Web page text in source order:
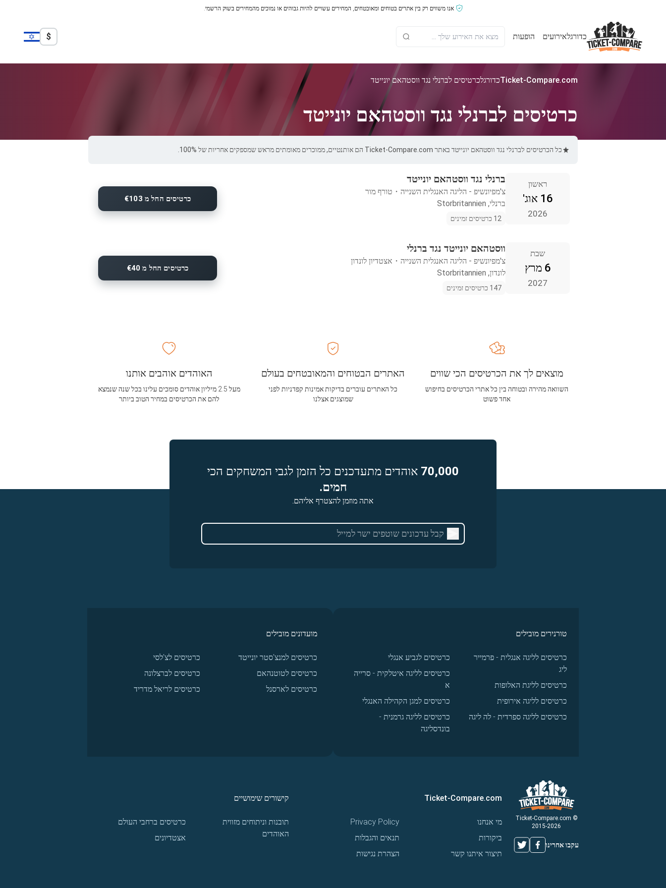
אנו משווים רק בין אתרים בטוחים ומאובטחים, המחירים עשויים להיות גבוהים או נמוכים מהמחירים בשוק הרשמי.
כדורגלאירועים הופעות $
Ticket-Compare.comכדורגלכרטיסים לברנלי נגד ווסטהאם יונייטד
כרטיסים לברנלי נגד ווסטהאם יונייטד
כל הכרטיסים לברנלי נגד ווסטהאם יונייטד באתר Ticket-Compare.com הם אותנטיים, ממוכרים מאומתים מראש שמספקים אחריות של 100%.
ראשון
16 אוג'
2026
ברנלי נגד ווסטהאם יונייטד
צ'מפיונשיפ - הליגה האנגלית השנייה ・ טורף מור
ברנלי, Storbritannien
12 כרטיסים זמינים
כרטיסים החל מ €103
שבת
6 מרץ
2027
ווסטהאם יונייטד נגד ברנלי
צ'מפיונשיפ - הליגה האנגלית השנייה ・ אצטדיון לונדון
לונדון, Storbritannien
147 כרטיסים זמינים
כרטיסים החל מ €40
האתרים הבטוחים והמאובטחים בעולם
כל האתרים עוברים בדיקות אמינות קפדניות לפני
שמוצגים אצלנו
מוצאים לך את הכרטיסים הכי שווים
השוואה מהירה ובטוחה בין כל אתרי הכרטיסים בחיפוש
אחד פשוט
האוהדים אוהבים אותנו
מעל 2.5 מיליון אוהדים סומכים עלינו בכל שנה שנמצא
להם את הכרטיסים במחיר הטוב ביותר
70,000 אוהדים מתעדכנים כל הזמן לגבי המשחקים הכי
חמים.
אתה מוזמן להצטרף אליהם.
טורנירים מובילים
כרטיסים לליגה אנגלית - פרמייר
ליג
כרטיסים לליגת האלופות
כרטיסים לליגה אירופית
כרטיסים לליגה ספרדית - לה ליגה
כרטיסים לגביע אנגלי
כרטיסים לליגה איטלקית - סרייה
א
כרטיסים למגן הקהילה האנגלי
כרטיסים לליגה גרמנית -
בונדסליגה
מועדונים מובילים
כרטיסים למנצ'סטר יונייטד
כרטיסים לטוטנהאם
כרטיסים לארסנל
כרטיסים לצ'לסי
כרטיסים לברצלונה
כרטיסים לריאל מדריד
© Ticket-Compare.com
2015-2026
עקבו אחרינו
Ticket-Compare.com
מי אנחנו
ביקורות
תיצור איתנו קשר
Privacy Policy
תנאים והגבלות
הצהרת נגישות
קישורים שימושיים
תובנות וניתוחים מזווית
האוהדים
כרטיסים ברחבי העולם
אצטדיונים